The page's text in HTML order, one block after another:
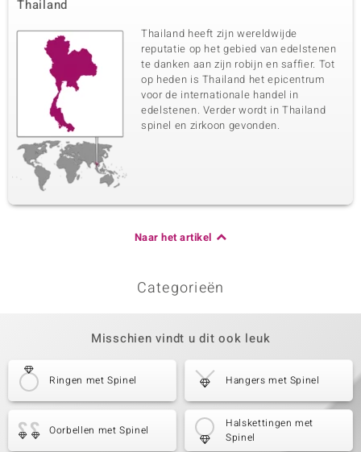
Thailand
Thailand heeft zijn wereldwijde
reputatie op het gebied van edelstenen
te danken aan zijn robijn en saffier. Tot
op heden is Thailand het epicentrum
voor de internationale handel in
edelstenen. Verder wordt in Thailand
spinel en zirkoon gevonden.
Naar het artikel
Categorieën
Misschien vindt u dit ook leuk
Ringen met Spinel Hangers met Spinel
Oorbellen met Spinel
Halskettingen met
Spinel